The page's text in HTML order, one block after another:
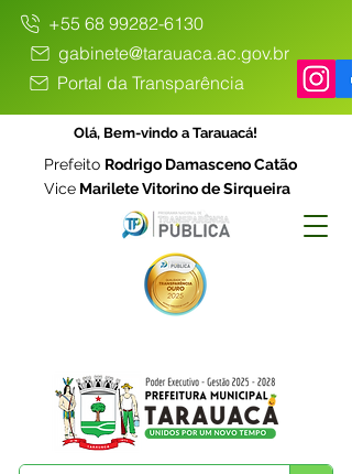
+55 68 99282-6130
gabinete@tarauaca.ac.gov.br
Portal da Transparência
Olá, Bem-vindo a Tarauacá!
Prefeito Rodrigo Damasceno Catão
Vice Marilete Vitorino de Sirqueira